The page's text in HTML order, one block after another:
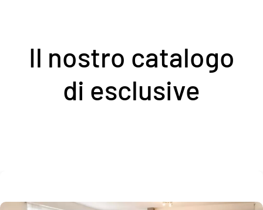
Il nostro catalogo
di esclusive